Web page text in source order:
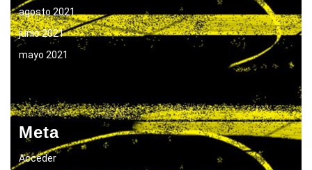
agosto 2021
junio 2021
mayo 2021
Meta
Acceder